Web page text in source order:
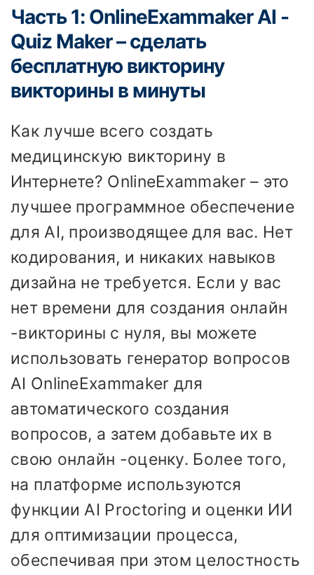
Часть 1: OnlineExammaker AI -
Quiz Maker – сделать
бесплатную викторину
викторины в минуты
Как лучше всего создать
медицинскую викторину в
Интернете? OnlineExammaker – это
лучшее программное обеспечение
для AI, производящее для вас. Нет
кодирования, и никаких навыков
дизайна не требуется. Если у вас
нет времени для создания онлайн
-викторины с нуля, вы можете
использовать генератор вопросов
AI OnlineExammaker для
автоматического создания
вопросов, а затем добавьте их в
свою онлайн -оценку. Более того,
на платформе используются
функции AI Proctoring и оценки ИИ
для оптимизации процесса,
обеспечивая при этом целостность